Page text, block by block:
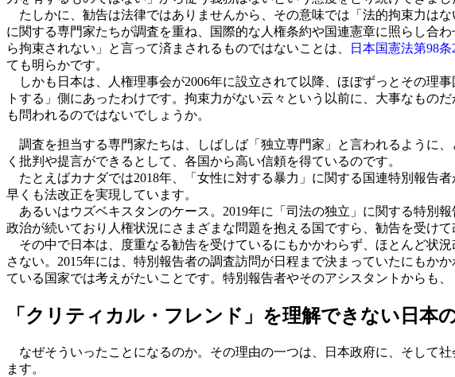
たしかに、勧告は法律ではありませんから、その意味では「法的拘束力は
に関する専門家たちが調査を重ね、国際的な人権条約や国連憲章に照らし合
ら拘束されない」と言って済まされるものではないことは、
日本国憲法第98
ても明らかです。
しかも日本は、人権理事会が2006年に設立されて以降、ほぼずっとその理
トする」側にあったわけです。拘束力がない云々という以前に、大事なもの
も問われるのではないでしょうか。
調査を担当する専門家たちは、しばしば「独立専門家」と言われるように
く批判や提言ができるとして、各国から高い信頼を得ているのです。
たとえばカナダでは2018年、「女性に対する暴力」に関する国連特別報告
早くも法改正を実現しています。
あるいはウズベキスタンのケース。2019年に「司法の独立」に関する特別
政治が続いており人権状況にさまざまな問題を抱える国ですら、勧告を受けて
その中で日本は、度重なる勧告を受けているにもかかわらず、ほとんど状
さない。2015年には、特別報告者の調査訪問が日程まで決まっていたにもか
ている国家では考えがたいことです。特別報告者やそのアシスタントからも
「クリティカル・フレンド」を理解できない日本
なぜそういったことになるのか。その理由の一つは、日本政府に、そして社
ます。